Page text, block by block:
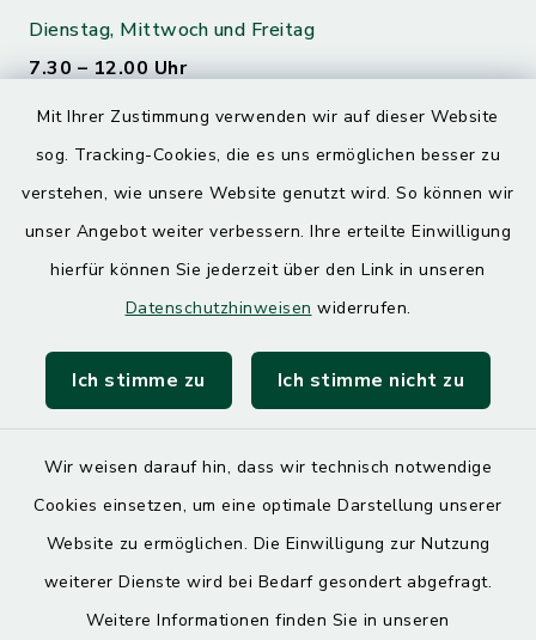
Mit Ihrer Zustimmung verwenden wir auf dieser Website
sog. Tracking-Cookies, die es uns ermöglichen besser zu
verstehen, wie unsere Website genutzt wird. So können wir
unser Angebot weiter verbessern. Ihre erteilte Einwilligung
hierfür können Sie jederzeit über den Link in unseren
Datenschutzhinweisen widerrufen.
Ich stimme zu Ich stimme nicht zu
Wir weisen darauf hin, dass wir technisch notwendige
Cookies einsetzen, um eine optimale Darstellung unserer
Website zu ermöglichen. Die Einwilligung zur Nutzung
weiterer Dienste wird bei Bedarf gesondert abgefragt.
Weitere Informationen finden Sie in unseren
Dienstag, Mittwoch und Freitag
7.30 – 12.00 Uhr
Donnerstag
7.30 – 12.00 Uhr
13.00 – 17.30 Uhr
Quicklinks
SoNNe e. V.
Barrierefreiheit